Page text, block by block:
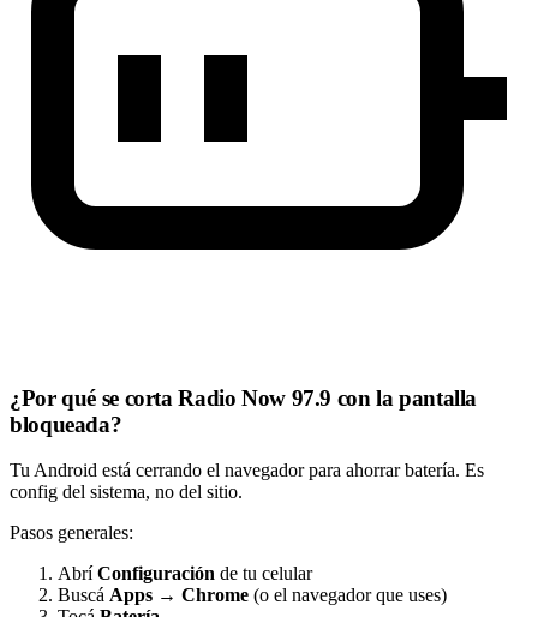
¿Por qué se corta Radio Now 97.9 con la pantalla
bloqueada?
Tu Android está cerrando el navegador para ahorrar batería. Es
config del sistema, no del sitio.
Pasos generales:
AbríConfiguración de tu celular
Buscá Apps → Chrome (o el navegador que uses)